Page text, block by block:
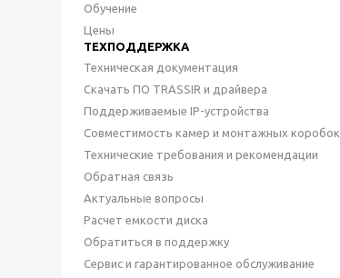
Обучение
Цены
ТЕХПОДДЕРЖКА
Техническая документация
Скачать ПО TRASSIR и драйвера
Поддерживаемые IP-устройства
Совместимость камер и монтажных коробок
Технические требования и рекомендации
Обратная связь
Актуальные вопросы
Расчет емкости диска
Обратиться в поддержку
Сервис и гарантированное обслуживание